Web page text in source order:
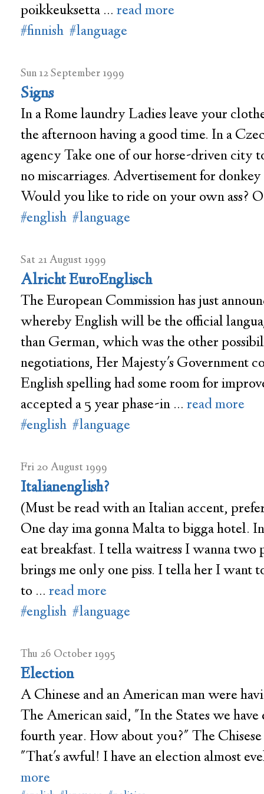
poikkeuksetta … read more
#finnish #language
Sun 12 September 1999
Signs
In a Rome laundry Ladies leave your
the afternoon having a good time. In a
agency Take one of our horse-driven city
no miscarriages. Advertisement for
Would you like to ride on your own ass?
#english #language
Sat 21 August 1999
Alricht EuroEnglisch
The European Commission has just
whereby English will be the official
than German, which was the other
negotiations, Her Majesty's Government
English spelling had some room for
accepted a 5 year phase-in … read more
#english #language
Fri 20 August 1999
Italianenglish?
(Must be read with an Italian accent,
One day ima gonna Malta to bigga hotel.
eat breakfast. I tella waitress I wanna two
brings me only one piss. I tella her I want
to … read more
#english #language
Thu 26 October 1995
Election
A Chinese and an American man were
The American said, "In the States we
fourth year. How about you?" The
"That's awful! I have an election almost
more